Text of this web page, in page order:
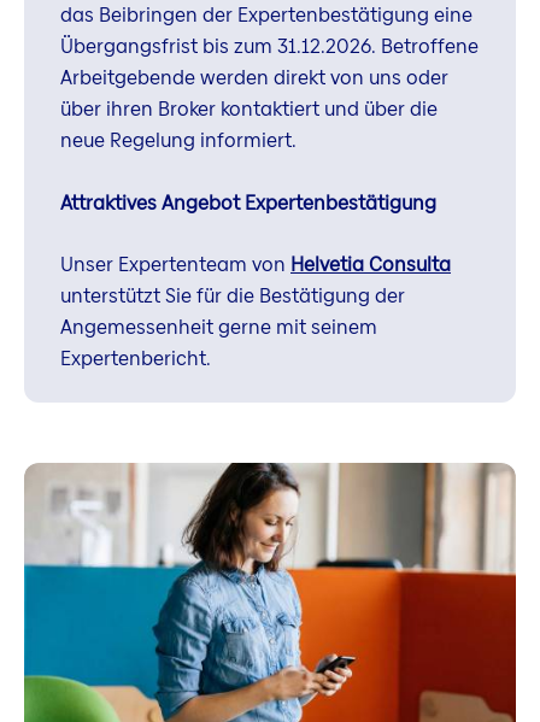
das Beibringen der Expertenbestätigung eine
Übergangsfrist bis zum 31.12.2026. Betroffene
Arbeitgebende werden direkt von uns oder
über ihren Broker kontaktiert und über die
neue Regelung informiert.
Attraktives Angebot Expertenbestätigung
Unser Expertenteam von Helvetia Consulta
unterstützt Sie für die Bestätigung der
Angemessenheit gerne mit seinem
Expertenbericht.